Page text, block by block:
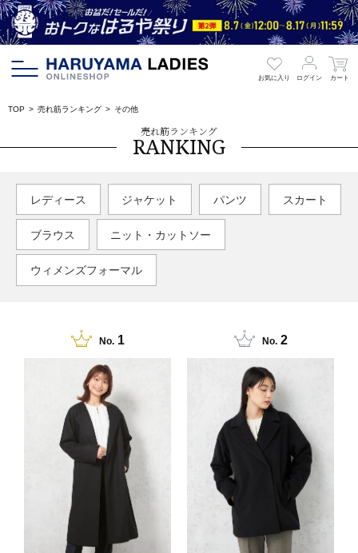
お気に入り ログイン カート
TOP 売れ筋ランキング その他
売れ筋ランキング
RANKING
レディース ジャケット パンツ スカート
ブラウス ニット・カットソー
ウィメンズフォーマル
No. 1 No. 2